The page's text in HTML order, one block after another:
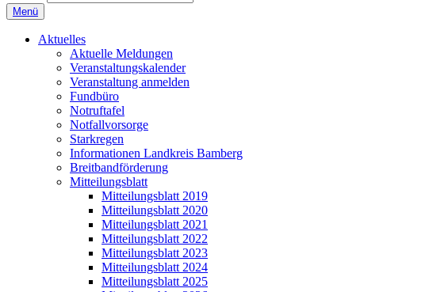
Menü
Aktuelles
Aktuelle Meldungen
Veranstaltungskalender
Veranstaltung anmelden
Fundbüro
Notruftafel
Notfallvorsorge
Starkregen
Informationen Landkreis Bamberg
Breitbandförderung
Mitteilungsblatt
Mitteilungsblatt 2019
Mitteilungsblatt 2020
Mitteilungsblatt 2021
Mitteilungsblatt 2022
Mitteilungsblatt 2023
Mitteilungsblatt 2024
Mitteilungsblatt 2025